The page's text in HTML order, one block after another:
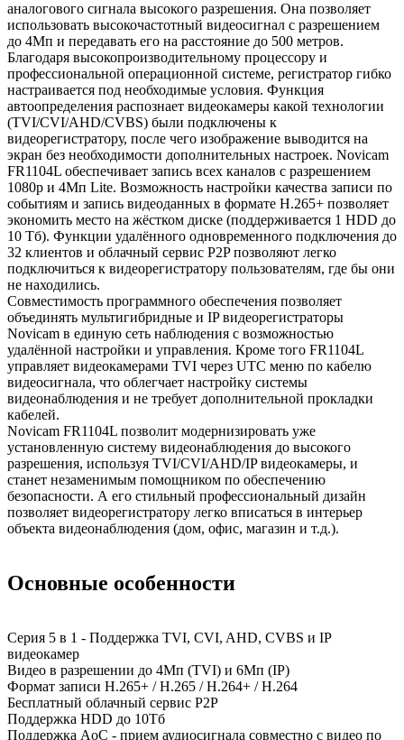
аналогового сигнала высокого разрешения. Она позволяет
использовать высокочастотный видеосигнал с разрешением
до 4Мп и передавать его на расстояние до 500 метров.
Благодаря высокопроизводительному процессору и
профессиональной операционной системе, регистратор гибко
настраивается под необходимые условия. Функция
автоопределения распознает видеокамеры какой технологии
(TVI/CVI/AHD/CVBS) были подключены к
видеорегистратору, после чего изображение выводится на
экран без необходимости дополнительных настроек. Novicam
FR1104L обеспечивает запись всех каналов с разрешением
1080р и 4Мп Lite. Возможность настройки качества записи по
событиям и запись видеоданных в формате H.265+ позволяет
экономить место на жёстком диске (поддерживается 1 HDD до
10 Tб). Функции удалённого одновременного подключения до
32 клиентов и облачный сервис P2P позволяют легко
подключиться к видеорегистратору пользователям, где бы они
не находились.
Совместимость программного обеспечения позволяет
объединять мультигибридные и IP видеорегистраторы
Novicam в единую сеть наблюдения с возможностью
удалённой настройки и управления. Кроме того FR1104L
управляет видеокамерами TVI через UTC меню по кабелю
видеосигнала, что облегчает настройку системы
видеонаблюдения и не требует дополнительной прокладки
кабелей.
Novicam FR1104L позволит модернизировать уже
установленную систему видеонаблюдения до высокого
разрешения, используя TVI/CVI/AHD/IP видеокамеры, и
станет незаменимым помощником по обеспечению
безопасности. А его стильный профессиональный дизайн
позволяет видеорегистратору легко вписаться в интерьер
объекта видеонаблюдения (дом, офис, магазин и т.д.).
Основные особенности
Серия 5 в 1 - Поддержка TVI, CVI, AHD, CVBS и IP
видеокамер
Видео в разрешении до 4Мп (TVI) и 6Мп (IP)
Формат записи H.265+ / H.265 / H.264+ / H.264
Бесплатный облачный сервис Р2Р
Поддержка HDD до 10Тб
Поддержка AoC - прием аудиосигнала совместно с видео по